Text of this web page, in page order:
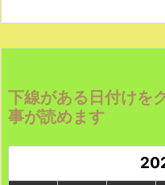
下線がある日付けを
事が読めます